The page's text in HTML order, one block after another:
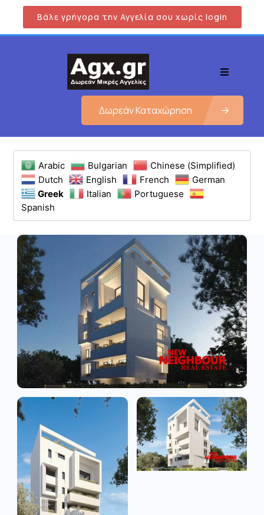
Βάλε γρήγορα την Αγγελία σου χωρίς login
Δωρεάν Καταχώρηση
Arabic Bulgarian
Chinese (Simplified)
Dutch
English French
German
Greek
Italian
Portuguese
Spanish